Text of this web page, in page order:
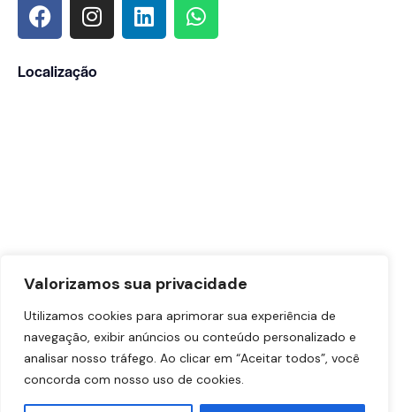
Valorizamos sua privacidade
Utilizamos cookies para aprimorar sua experiência de
navegação, exibir anúncios ou conteúdo personalizado e
analisar nosso tráfego. Ao clicar em “Aceitar todos”, você
concorda com nosso uso de cookies.
Localização